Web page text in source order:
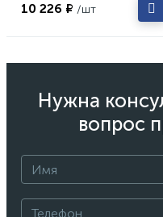
10 226 ₽ /шт
Нужна
вопрос